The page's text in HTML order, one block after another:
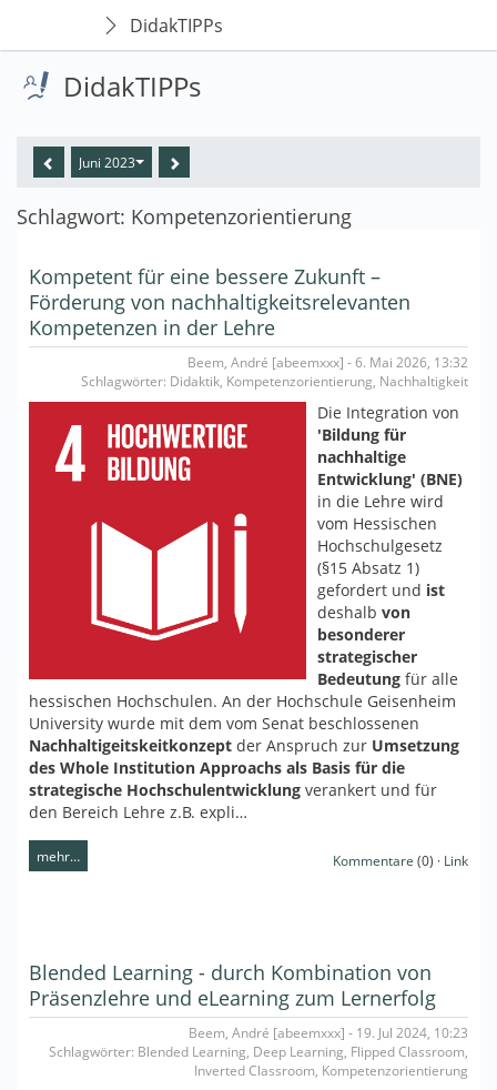
DidakTIPPs
DidakTIPPs
Juni 2023
Schlagwort: Kompetenzorientierung
Kompetent für eine bessere Zukunft –
Förderung von nachhaltigkeitsrelevanten
Kompetenzen in der Lehre
Beem, André [abeemxxx] - 6. Mai 2026, 13:32
Schlagwörter: Didaktik, Kompetenzorientierung, Nachhaltigkeit
Die Integration von
'Bildung für
nachhaltige
Entwicklung' (BNE)
in die Lehre wird
vom Hessischen
Hochschulgesetz
(§15 Absatz 1)
gefordert und ist
deshalb von
besonderer
strategischer
Bedeutung für alle
hessischen Hochschulen. An der Hochschule Geisenheim
University wurde mit dem vom Senat beschlossenen
Nachhaltigeitskeitkonzept der Anspruch zur Umsetzung
des Whole Institution Approachs als Basis für die
strategische Hochschulentwicklung verankert und für
den Bereich Lehre z.B. expli…
mehr… Kommentare (0) · Link
Blended Learning - durch Kombination von
Präsenzlehre und eLearning zum Lernerfolg
Beem, André [abeemxxx] - 19. Jul 2024, 10:23
Schlagwörter: Blended Learning, Deep Learning, Flipped Classroom,
Inverted Classroom, Kompetenzorientierung